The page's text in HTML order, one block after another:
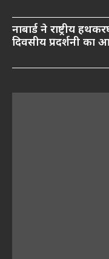
नाबार्ड ने राष्ट्रीय
दिवसीय प्रदर्शनी का